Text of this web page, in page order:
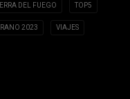
DEL FUEGO TOP5
2023 VIAJES